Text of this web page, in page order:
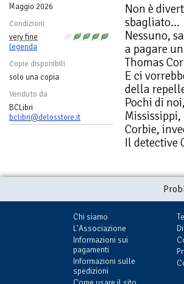
Maggio 2026
Condizioni
very fine
legenda
Copie disponibili
solo una copia
Venduto da
BCLibri
bclibri@delosstore.it
Non è
sbagliato...
Nessuno,
a pagare
Thomas
E ci
della
Pochi di
Corbie,
Il detective
Chi siamo
L'Associazione
Informazioni sui
pagamenti
Informazioni sulle
spedizioni